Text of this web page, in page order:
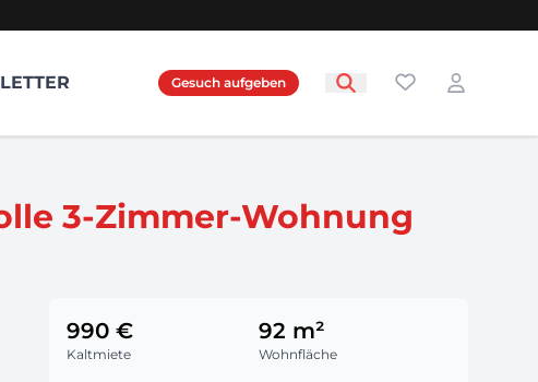
Gesuch aufgeben Favoriten
Login
3-Zimmer-Wohnung
Kaltmiete
990 €
Wohnfläche
92 m²